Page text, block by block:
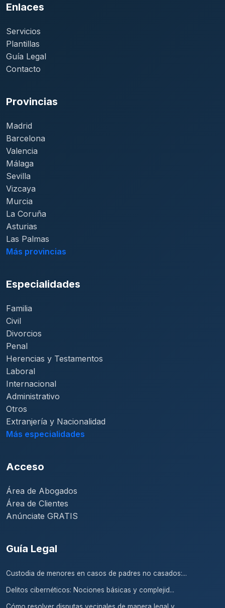
Enlaces
Servicios
Plantillas
Guía Legal
Contacto
Provincias
Madrid
Barcelona
Valencia
Málaga
Sevilla
Vizcaya
Murcia
La Coruña
Asturias
Las Palmas
Más provincias
Especialidades
Familia
Civil
Divorcios
Penal
Herencias y Testamentos
Laboral
Internacional
Administrativo
Otros
Extranjería y Nacionalidad
Más especialidades
Acceso
Área de Abogados
Área de Clientes
Anúnciate GRATIS
Guía Legal
Custodia de menores en casos de padres no casados:...
Delitos cibernéticos: Nociones básicas y complejid...